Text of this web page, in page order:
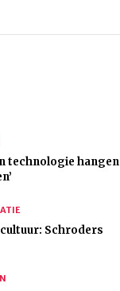
technologie hangen
Schroders